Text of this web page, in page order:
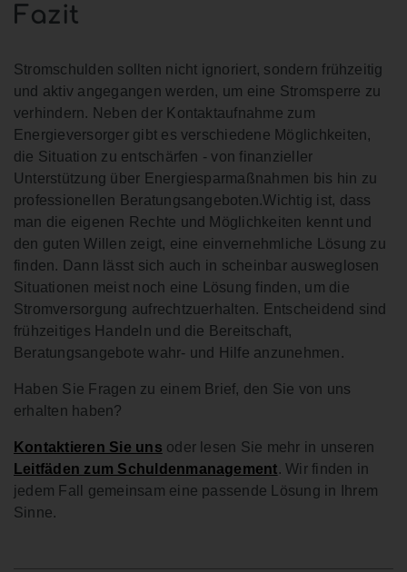
Fazit
Stromschulden sollten nicht ignoriert, sondern frühzeitig
und aktiv angegangen werden, um eine Stromsperre zu
verhindern. Neben der Kontaktaufnahme zum
Energieversorger gibt es verschiedene Möglichkeiten,
die Situation zu entschärfen - von finanzieller
Unterstützung über Energiesparmaßnahmen bis hin zu
professionellen Beratungsangeboten.Wichtig ist, dass
man die eigenen Rechte und Möglichkeiten kennt und
den guten Willen zeigt, eine einvernehmliche Lösung zu
finden. Dann lässt sich auch in scheinbar ausweglosen
Situationen meist noch eine Lösung finden, um die
Stromversorgung aufrechtzuerhalten. Entscheidend sind
frühzeitiges Handeln und die Bereitschaft,
Beratungsangebote wahr- und Hilfe anzunehmen.
Haben Sie Fragen zu einem Brief, den Sie von uns
erhalten haben?
Kontaktieren Sie uns oder lesen Sie mehr in unseren
Leitfäden zum Schuldenmanagement. Wir finden in
jedem Fall gemeinsam eine passende Lösung in Ihrem
Sinne.